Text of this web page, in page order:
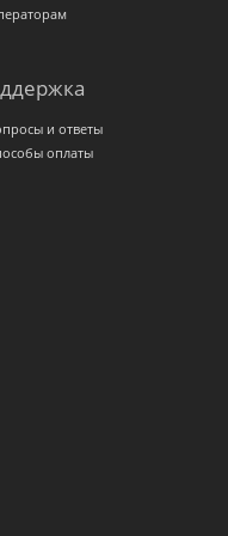
и ответы
оплаты